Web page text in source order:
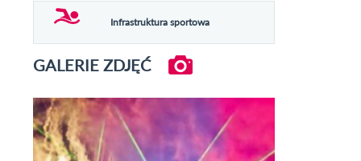
Infrastruktura sportowa
GALERIE ZDJĘĆ